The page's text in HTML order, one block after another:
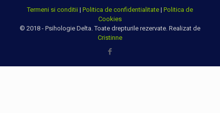
Termeni si conditii | Politica de confidentialitate | Politica de
Cookies
© 2018 - Psihologie Delta. Toate drepturile rezervate. Realizat de
Cristinne